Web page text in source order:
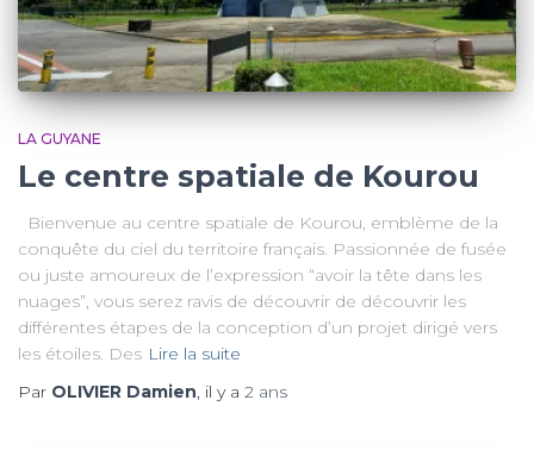
LA GUYANE
Le centre spatiale de Kourou
Bienvenue au centre spatiale de Kourou, emblème de la
conquête du ciel du territoire français. Passionnée de fusée
ou juste amoureux de l’expression “avoir la tête dans les
nuages”, vous serez ravis de découvrir de découvrir les
différentes étapes de la conception d’un projet dirigé vers
les étoiles. Des Lire la suite
Par OLIVIER Damien, il y a 2 ans